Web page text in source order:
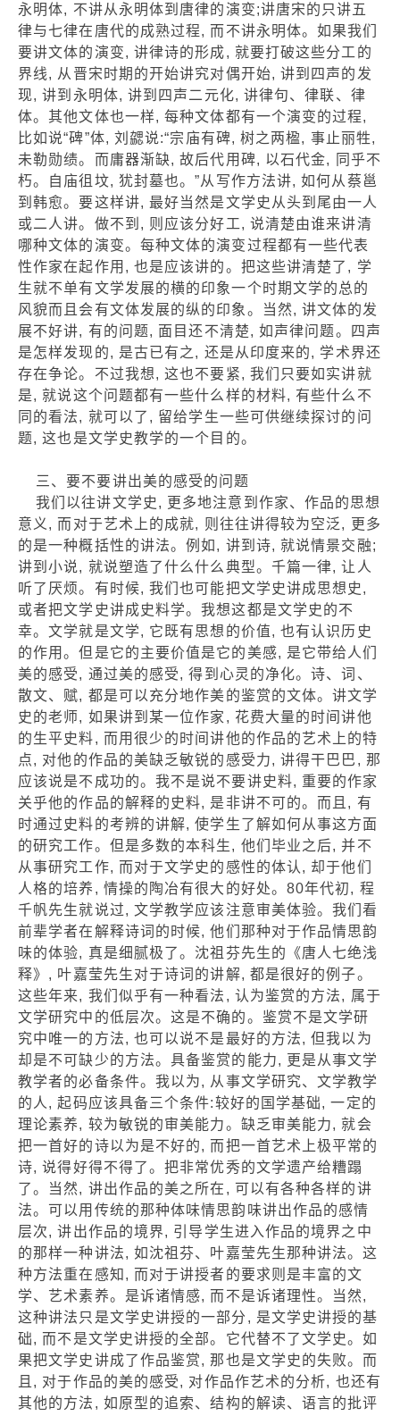
永明体, 不讲从永明体到唐律的演变;讲唐宋的只讲五
律与七律在唐代的成熟过程, 而不讲永明体。如果我们
要讲文体的演变, 讲律诗的形成, 就要打破这些分工的
界线, 从晋宋时期的开始讲究对偶开始, 讲到四声的发
现, 讲到永明体, 讲到四声二元化, 讲律句、律联、律
体。其他文体也一样, 每种文体都有一个演变的过程,
比如说“碑”体, 刘勰说:“宗庙有碑, 树之两楹, 事止丽牲,
未勒勋绩。而庸器渐缺, 故后代用碑, 以石代金, 同乎不
朽。自庙徂坟, 犹封墓也。”从写作方法讲, 如何从蔡邕
到韩愈。要这样讲, 最好当然是文学史从头到尾由一人
或二人讲。做不到, 则应该分好工, 说清楚由谁来讲清
哪种文体的演变。每种文体的演变过程都有一些代表
性作家在起作用, 也是应该讲的。把这些讲清楚了, 学
生就不单有文学发展的横的印象一个时期文学的总的
风貌而且会有文体发展的纵的印象。当然, 讲文体的发
展不好讲, 有的问题, 面目还不清楚, 如声律问题。四声
是怎样发现的, 是古已有之, 还是从印度来的, 学术界还
存在争论。不过我想, 这也不要紧, 我们只要如实讲就
是, 就说这个问题都有一些什么样的材料, 有些什么不
同的看法, 就可以了, 留给学生一些可供继续探讨的问
题, 这也是文学史教学的一个目的。
三、要不要讲出美的感受的问题
我们以往讲文学史, 更多地注意到作家、作品的思想
意义, 而对于艺术上的成就, 则往往讲得较为空泛, 更多
的是一种概括性的讲法。例如, 讲到诗, 就说情景交融;
讲到小说, 就说塑造了什么什么典型。千篇一律, 让人
听了厌烦。有时候, 我们也可能把文学史讲成思想史,
或者把文学史讲成史料学。我想这都是文学史的不
幸。文学就是文学, 它既有思想的价值, 也有认识历史
的作用。但是它的主要价值是它的美感, 是它带给人们
美的感受, 通过美的感受, 得到心灵的净化。诗、词、
散文、赋, 都是可以充分地作美的鉴赏的文体。讲文学
史的老师, 如果讲到某一位作家, 花费大量的时间讲他
的生平史料, 而用很少的时间讲他的作品的艺术上的特
点, 对他的作品的美缺乏敏锐的感受力, 讲得干巴巴, 那
应该说是不成功的。我不是说不要讲史料, 重要的作家
关乎他的作品的解释的史料, 是非讲不可的。而且, 有
时通过史料的考辨的讲解, 使学生了解如何从事这方面
的研究工作。但是多数的本科生, 他们毕业之后, 并不
从事研究工作, 而对于文学史的感性的体认, 却于他们
人格的培养, 情操的陶冶有很大的好处。80年代初, 程
千帆先生就说过, 文学教学应该注意审美体验。我们看
前辈学者在解释诗词的时候, 他们那种对于作品情思韵
味的体验, 真是细腻极了。沈祖芬先生的《唐人七绝浅
释》, 叶嘉莹先生对于诗词的讲解, 都是很好的例子。
这些年来, 我们似乎有一种看法, 认为鉴赏的方法, 属于
文学研究中的低层次。这是不确的。鉴赏不是文学研
究中唯一的方法, 也可以说不是最好的方法, 但我以为
却是不可缺少的方法。具备鉴赏的能力, 更是从事文学
教学者的必备条件。我以为, 从事文学研究、文学教学
的人, 起码应该具备三个条件:较好的国学基础, 一定的
理论素养, 较为敏锐的审美能力。缺乏审美能力, 就会
把一首好的诗以为是不好的, 而把一首艺术上极平常的
诗, 说得好得不得了。把非常优秀的文学遗产给糟蹋
了。当然, 讲出作品的美之所在, 可以有各种各样的讲
法。可以用传统的那种体味情思韵味讲出作品的感情
层次, 讲出作品的境界, 引导学生进入作品的境界之中
的那样一种讲法, 如沈祖芬、叶嘉莹先生那种讲法。这
种方法重在感知, 而对于讲授者的要求则是丰富的文
学、艺术素养。是诉诸情感, 而不是诉诸理性。当然,
这种讲法只是文学史讲授的一部分, 是文学史讲授的基
础, 而不是文学史讲授的全部。它代替不了文学史。如
果把文学史讲成了作品鉴赏, 那也是文学史的失败。而
且, 对于作品的美的感受, 对作品作艺术的分析, 也还有
其他的方法, 如原型的追索、结构的解读、语言的批评